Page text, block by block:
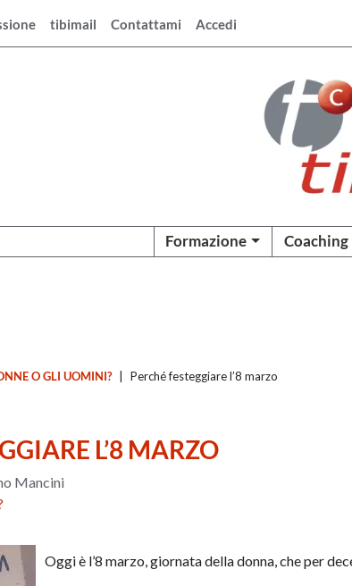
tibimail Contattami Accedi
Formazione Coaching
O GLI UOMINI? Perché festeggiare l’8 marzo
L’8 MARZO
Mancini
Oggi è l’8 marzo, giornata della donna, che per